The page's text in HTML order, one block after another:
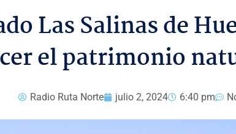
Las Salinas de
el patrimonio
Radio Ruta Norte julio 2, 2024 6:40 pm